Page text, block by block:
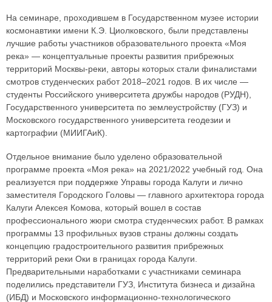
На семинаре, проходившем в Государственном музее истории
космонавтики имени К.Э. Циолковского, были представлены
лучшие работы участников образовательного проекта «Моя
река» — концептуальные проекты развития прибрежных
территорий Москвы-реки, авторы которых стали финалистами
смотров студенческих работ 2018–2021 годов. В их числе —
студенты Российского университета дружбы народов (РУДН),
Государственного университета по землеустройству (ГУЗ) и
Московского государственного университета геодезии и
картографии (МИИГАиК).
Отдельное внимание было уделено образовательной
программе проекта «Моя река» на 2021/2022 учебный год. Она
реализуется при поддержке Управы города Калуги и лично
заместителя Городского Головы — главного архитектора города
Калуги Алексея Комова, который вошел в состав
профессионального жюри смотра студенческих работ. В рамках
программы 13 профильных вузов страны должны создать
концепцию градостроительного развития прибрежных
территорий реки Оки в границах города Калуги.
Предварительными наработками с участниками семинара
поделились представители ГУЗ, Института бизнеса и дизайна
(ИБД) и Московского информационно-технологического